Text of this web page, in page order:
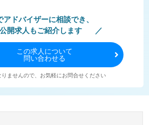
アドバイザーに相談でき、
開求人もご紹介します
この求人について
問い合わせる
りませんので、お気軽にお問合せください